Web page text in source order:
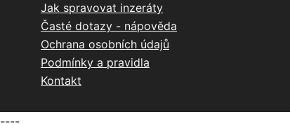
Jak spravovat inzeráty
Časté dotazy - nápověda
Ochrana osobních údajů
Podmínky a pravidla
Kontakt